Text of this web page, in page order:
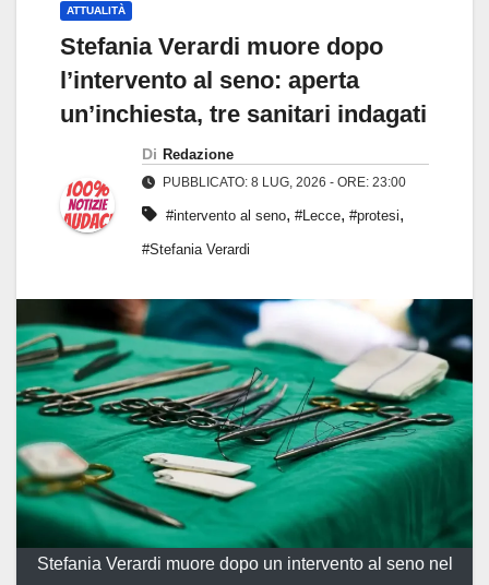
ATTUALITÀ
Stefania Verardi muore dopo
l’intervento al seno: aperta
un’inchiesta, tre sanitari indagati
Di Redazione
PUBBLICATO: 8 LUG, 2026 - ORE: 23:00
#intervento al seno, #Lecce, #protesi,
#Stefania Verardi
Stefania Verardi muore dopo un intervento al seno nel